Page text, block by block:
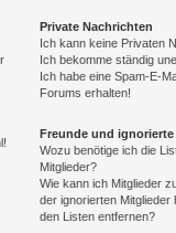
Private Nachrichten
Ich kann keine Privaten
Ich bekomme ständig
Ich habe eine Spam-E-
Forums erhalten!
Freunde und
Wozu benötige ich die
Mitglieder?
Wie kann ich Mitglieder
der ignorierten
den Listen entfernen?